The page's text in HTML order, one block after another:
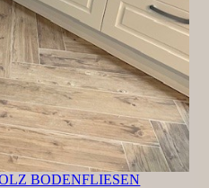
BODENFLIESEN